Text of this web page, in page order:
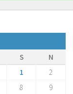
S
N
1
2
8
9